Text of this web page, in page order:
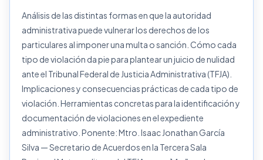
Análisis de las distintas formas en que la autoridad
administrativa puede vulnerar los derechos de los
particulares al imponer una multa o sanción. Cómo cada
tipo de violación da pie para plantear un juicio de nulidad
ante el Tribunal Federal de Justicia Administrativa (TFJA).
Implicaciones y consecuencias prácticas de cada tipo de
violación. Herramientas concretas para la identificación y
documentación de violaciones en el expediente
administrativo. Ponente: Mtro. Isaac Jonathan García
Silva — Secretario de Acuerdos en la Tercera Sala